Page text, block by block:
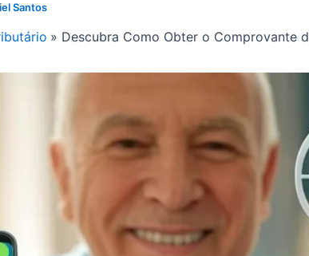
Santos
Descubra Como Obter o Comprovante